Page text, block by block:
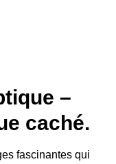
–
caché.
fascinantes qui